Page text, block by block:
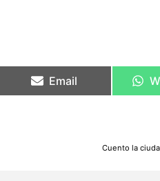
Email
Cuento la